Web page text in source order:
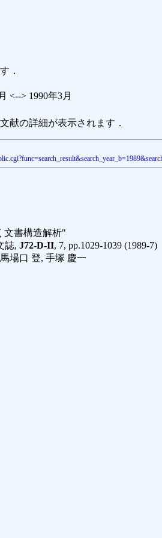
．
<--> 1990年3月
献の詳細が表示されます．
文書構造解析"
誌, J72-D-II, 7, pp.1029-1039 (1989-7)
場口 登, 手塚 慶一